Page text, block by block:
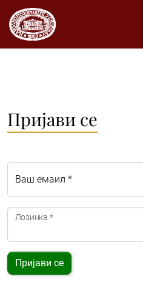
Пријави се
Ваш емаил *
Лозинка *
Пријави се